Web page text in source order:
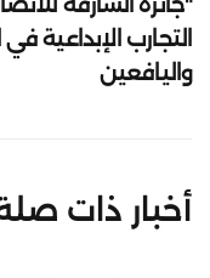
التجارب الإبداعية
واليافعين
أخبار ذات